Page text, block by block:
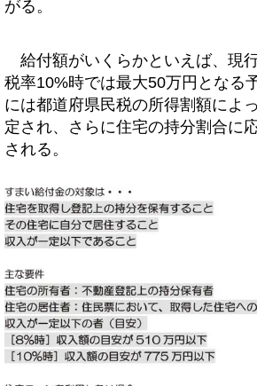
がる。
給付額がいくらかといえば、現
税率10%時では最大50万円となる
には都道府県民税の所得割額によ
定され、さらに住宅の持分割合に
される。